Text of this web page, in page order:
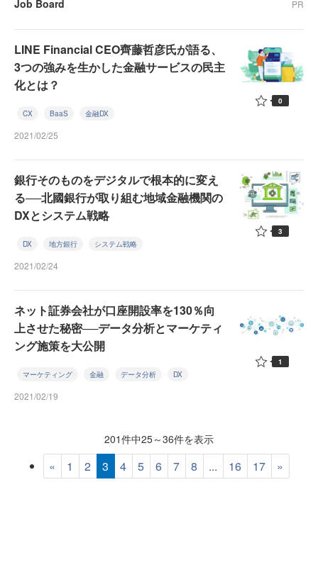
Job Board PR
LINE Financial CEO齊藤哲彦氏が語る、
3つの強みを生かした金融サービスの民主
化とは？
CX BaaS 金融DX
2021/02/25
0
銀行そのものをデジタルで根本的に変え
る──北國銀行が取り組む地域金融機関の
DXとシステム戦略
DX 地方銀行 システム戦略
2021/02/24
3
ネット証券会社が口座開設率を130％向
上させた秘密──データ分析とマーケティ
ング施策を大公開
マーケティング 金融 データ分析 DX
2021/02/19
1
201件中25～36件を表示
« 1 2 3 4 5 6 7 8 ... 16 17 »